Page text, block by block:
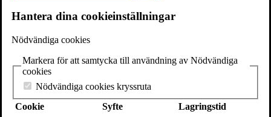
Böckerna!
-bokcirkeln om varför man inte kan förstå världen utan att läsa
romaner
Tillsammans med
aktuell med bokenBöckerna bjuderGamla stans bokhandel
Volantein till en unik bokcirkel som drar igång i höst. I en serie
föreläsningar med samtal väljer Svante Weyler ut fem av de böcker
Hantera dina cookieinställningar
Nödvändiga cookies
Markera för att samtycka till användning av Nödvändiga
cookies
Nödvändiga cookies kryssruta
Cookie
Syfte Lagringstid